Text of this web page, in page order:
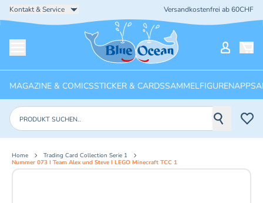
Kontakt & Service Versandkostenfrei ab 60CHF
Startseite
MAGAZINE & COMICSSTICKER & CARDSSAMMELFIGURENAPPS
Produkte suchen
Home
Trading Card Collection Serie 1
Nummer 073 I Team Alex und Steve I LEGO Minecraft TCC 1